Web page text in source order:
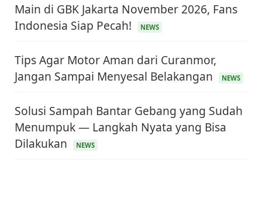
Main di GBK Jakarta November 2026, Fans
Indonesia Siap Pecah!
NEWS
Tips Agar Motor Aman dari Curanmor,
Jangan Sampai Menyesal Belakangan
NEWS
Solusi Sampah Bantar Gebang yang Sudah
Menumpuk — Langkah Nyata yang Bisa
Dilakukan
NEWS